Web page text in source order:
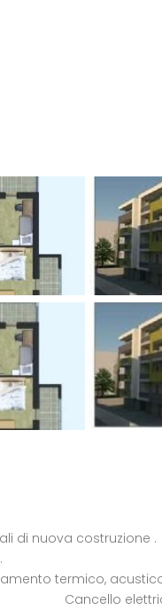
trilocali di nuova
2 bagni,
termico,